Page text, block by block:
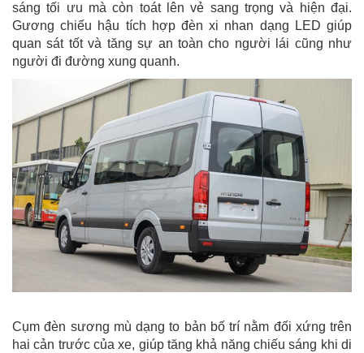
sáng tối ưu mà còn toát lên vẻ sang trọng và hiện đại.
Gương chiếu hậu tích hợp đèn xi nhan dạng LED giúp
quan sát tốt và tăng sự an toàn cho người lái cũng như
người đi đường xung quanh.
Cụm đèn sương mù dạng to bản bố trí nằm đối xứng trên
hai cản trước của xe, giúp tăng khả năng chiếu sáng khi di